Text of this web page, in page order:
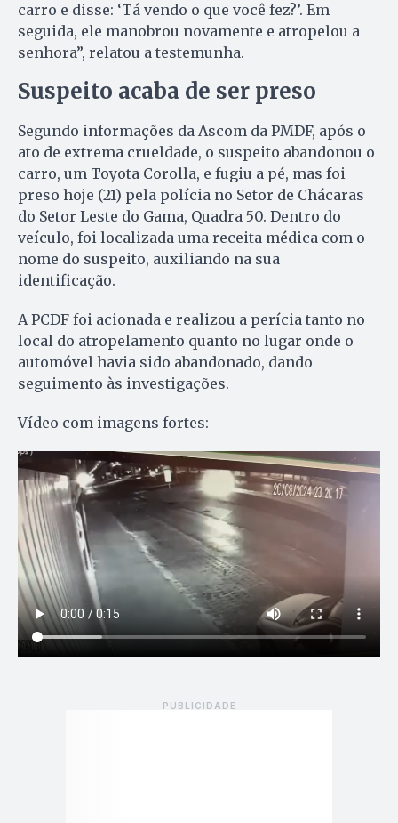
carro e disse: ‘Tá vendo o que você fez?’. Em
seguida, ele manobrou novamente e atropelou a
senhora”, relatou a testemunha.
Suspeito acaba de ser preso
Segundo informações da Ascom da PMDF, após o
ato de extrema crueldade, o suspeito abandonou o
carro, um Toyota Corolla, e fugiu a pé, mas foi
preso hoje (21) pela polícia no Setor de Chácaras
do Setor Leste do Gama, Quadra 50. Dentro do
veículo, foi localizada uma receita médica com o
nome do suspeito, auxiliando na sua
identificação.
A PCDF foi acionada e realizou a perícia tanto no
local do atropelamento quanto no lugar onde o
automóvel havia sido abandonado, dando
seguimento às investigações.
Vídeo com imagens fortes: